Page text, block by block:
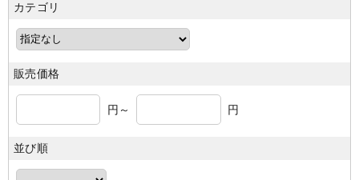
カテゴリ
販売価格
円～ 円
並び順